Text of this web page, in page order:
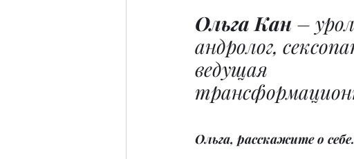
Ольга Кан –
андролог,
ведущая
Ольга, расскажите о себе.